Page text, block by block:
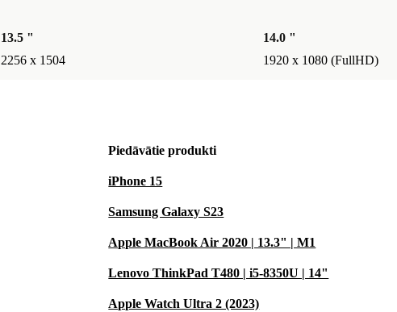
13.5 "
2256 x 1504
14.0 "
1920 x 1080 (FullHD)
Piedāvātie produkti
iPhone 15
Samsung Galaxy S23
Apple MacBook Air 2020 | 13.3" | M1
Lenovo ThinkPad T480 | i5-8350U | 14"
Apple Watch Ultra 2 (2023)